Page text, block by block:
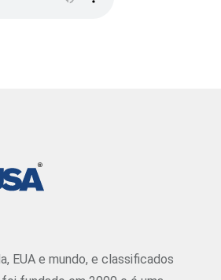
EUA e mundo, e classificados